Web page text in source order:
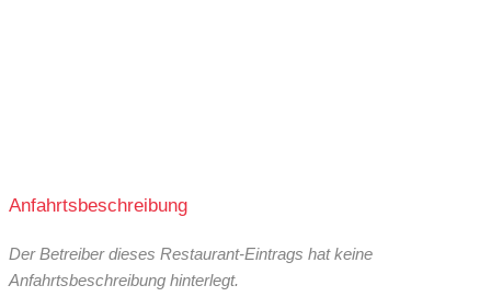
Anfahrtsbeschreibung
Der Betreiber dieses Restaurant-Eintrags hat keine
Anfahrtsbeschreibung hinterlegt.